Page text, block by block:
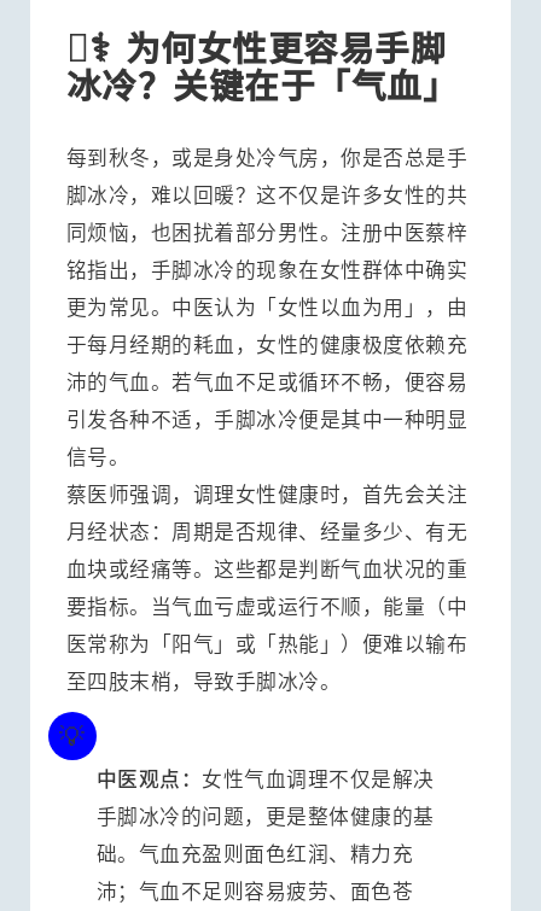
⚕️ 为何女性更容易手脚
冰冷？关键在于「气血」
每到秋冬，或是身处冷气房，你是否总是手
脚冰冷，难以回暖？这不仅是许多女性的共
同烦恼，也困扰着部分男性。注册中医蔡梓
铭指出，手脚冰冷的现象在女性群体中确实
更为常见。中医认为「女性以血为用」，由
于每月经期的耗血，女性的健康极度依赖充
沛的气血。若气血不足或循环不畅，便容易
引发各种不适，手脚冰冷便是其中一种明显
信号。
蔡医师强调，调理女性健康时，首先会关注
月经状态：周期是否规律、经量多少、有无
血块或经痛等。这些都是判断气血状况的重
要指标。当气血亏虚或运行不顺，能量（中
医常称为「阳气」或「热能」）便难以输布
至四肢末梢，导致手脚冰冷。
中医观点： 女性气血调理不仅是解决
手脚冰冷的问题，更是整体健康的基
础。气血充盈则面色红润、精力充
沛；气血不足则容易疲劳、面色苍